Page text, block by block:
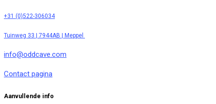
+31 (0)522-306034
Tuinweg 33 | 7944AB | Meppel
info@oddcave.com
Contact pagina
Aanvullende info